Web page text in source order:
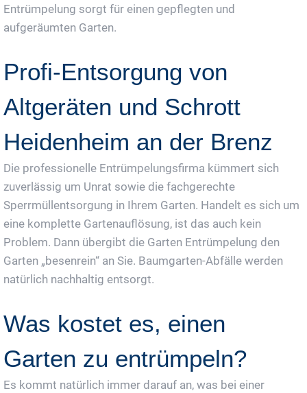
Entrümpelung sorgt für einen gepflegten und
aufgeräumten Garten.
Profi-Entsorgung von
Altgeräten und Schrott
Heidenheim an der Brenz
Die professionelle Entrümpelungsfirma kümmert sich
zuverlässig um Unrat sowie die fachgerechte
Sperrmüllentsorgung in Ihrem Garten. Handelt es sich um
eine komplette Gartenauflösung, ist das auch kein
Problem. Dann übergibt die Garten Entrümpelung den
Garten „besenrein“ an Sie. Baumgarten-Abfälle werden
natürlich nachhaltig entsorgt.
Was kostet es, einen
Garten zu entrümpeln?
Es kommt natürlich immer darauf an, was bei einer